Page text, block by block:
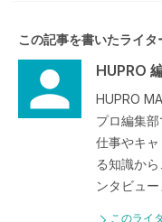
この記事を書いたライタ
HUPRO
HUPRO
プロ編集
仕事やキ
る知識か
ンタビュ
このライ